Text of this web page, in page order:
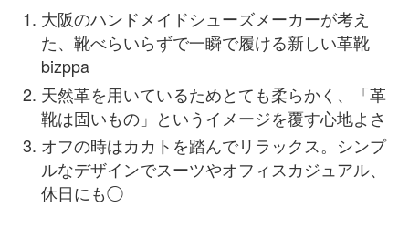
大阪のハンドメイドシューズメーカーが考え
た、靴べらいらずで一瞬で履ける新しい革靴
bizppa
天然革を用いているためとても柔らかく、「革
靴は固いもの」というイメージを覆す心地よさ
オフの時はカカトを踏んでリラックス。シンプ
ルなデザインでスーツやオフィスカジュアル、
休日にも◯